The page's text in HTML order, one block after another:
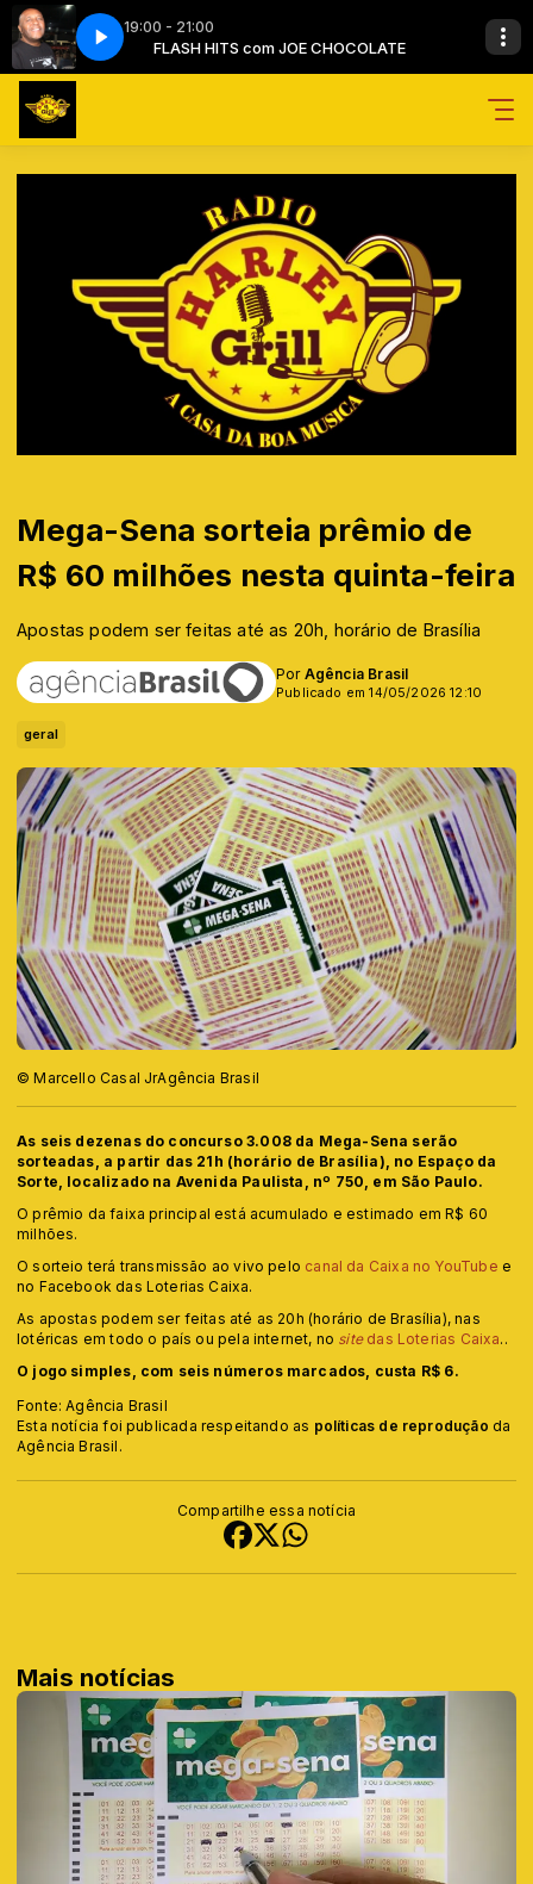
19:00 - 21:00
FLASH HITS com JOE CHOCOLATE
(1995) RADIOHEAD-HIGH AND DRY (1995)
Mega-Sena sorteia prêmio de
R$ 60 milhões nesta quinta-feira
Apostas podem ser feitas até as 20h, horário de Brasília
Por Agência Brasil
Publicado em 14/05/2026 12:10
geral
© Marcello Casal JrAgência Brasil
As seis dezenas do concurso 3.008 da Mega-Sena serão
sorteadas, a partir das 21h (horário de Brasília), no Espaço da
Sorte, localizado na Avenida Paulista, nº 750, em São Paulo.
O prêmio da faixa principal está acumulado e estimado em R$ 60
milhões.
O sorteio terá transmissão ao vivo pelo canal da Caixa no YouTube e
no Facebook das Loterias Caixa.
As apostas podem ser feitas até as 20h (horário de Brasília), nas
lotéricas em todo o país ou pela internet, no sitedas Loterias Caixa..
O jogo simples, com seis números marcados, custa R$ 6.
Fonte: Agência Brasil
Esta notícia foi publicada respeitando as políticas de reprodução da
Agência Brasil.
Compartilhe essa notícia
Mais notícias